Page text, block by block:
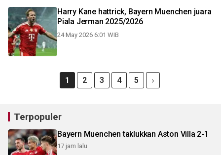
Harry Kane hattrick, Bayern Muenchen juara
Piala Jerman 2025/2026
24 May 2026 6:01 WIB
1 2 3 4 5
Terpopuler
Bayern Muenchen taklukkan Aston Villa 2-1
17 jam lalu